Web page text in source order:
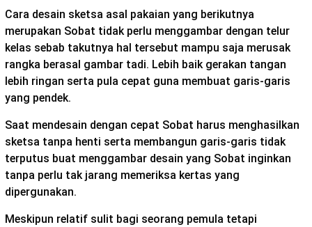
Cara desain sketsa asal pakaian yang berikutnya
merupakan Sobat tidak perlu menggambar dengan telur
kelas sebab takutnya hal tersebut mampu saja merusak
rangka berasal gambar tadi. Lebih baik gerakan tangan
lebih ringan serta pula cepat guna membuat garis-garis
yang pendek.
Saat mendesain dengan cepat Sobat harus menghasilkan
sketsa tanpa henti serta membangun garis-garis tidak
terputus buat menggambar desain yang Sobat inginkan
tanpa perlu tak jarang memeriksa kertas yang
dipergunakan.
Meskipun relatif sulit bagi seorang pemula tetapi